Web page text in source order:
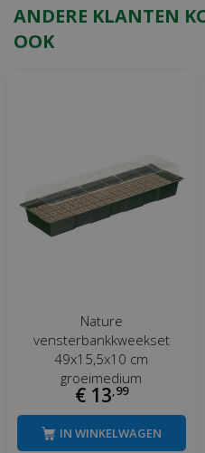
ANDERE KLANTEN
OOK
Nature
vensterbankkweekset
49x15,5x10 cm
groeimedium
€ 13,99
IN WINKELWAGEN